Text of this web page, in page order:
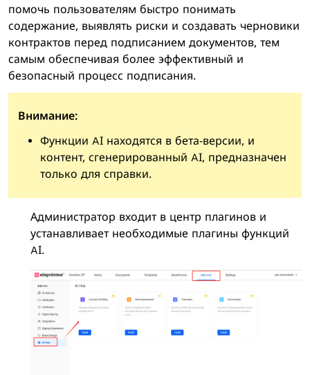
помочь пользователям быстро понимать
содержание, выявлять риски и создавать черновики
контрактов перед подписанием документов, тем
самым обеспечивая более эффективный и
безопасный процесс подписания.
Внимание:
Функции AI находятся в бета-версии, и
контент, сгенерированный AI, предназначен
только для справки.
Администратор входит в центр плагинов и
устанавливает необходимые плагины функций
AI.